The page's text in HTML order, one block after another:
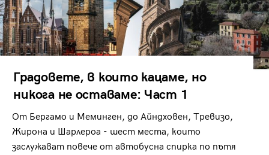
Градовете, в които кацаме, но
никога не оставаме: Част 1
От Бергамо и Меминген, до Айндховен, Тревизо,
Жирона и Шарлероа - шест места, които
заслужават повече от автобусна спирка по пътя